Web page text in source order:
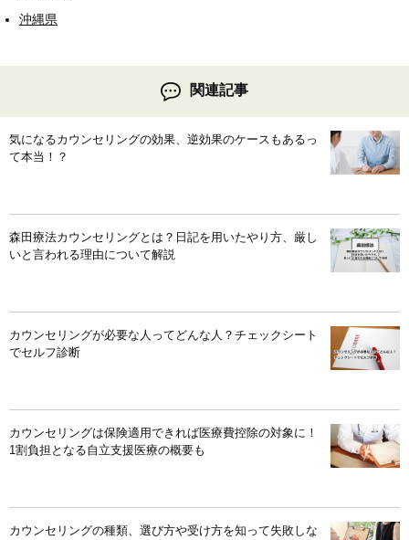
沖縄県
関連記事
気になるカウンセリングの効果、逆効果のケースもあるっ
て本当！？
森田療法カウンセリングとは？日記を用いたやり方、厳し
いと言われる理由について解説
カウンセリングが必要な人ってどんな人？チェックシート
でセルフ診断
カウンセリングは保険適用できれば医療費控除の対象に！
1割負担となる自立支援医療の概要も
カウンセリングの種類、選び方や受け方を知って失敗しな